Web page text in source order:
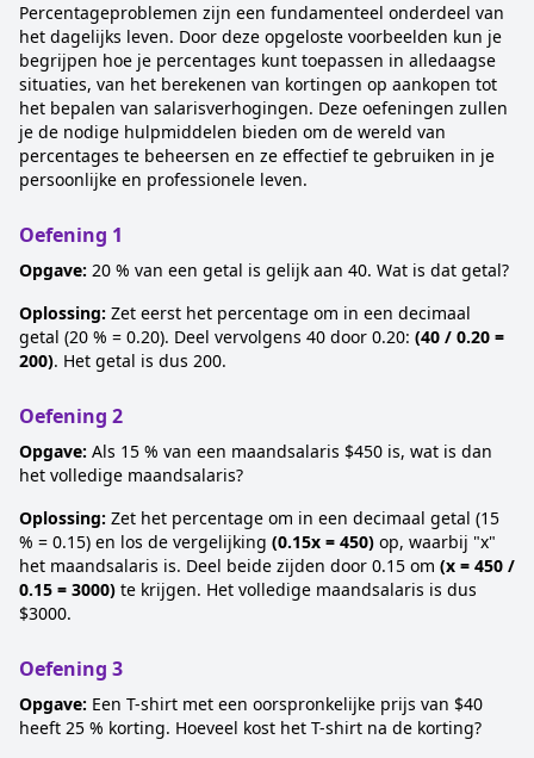
Percentageproblemen zijn een fundamenteel onderdeel van
het dagelijks leven. Door deze opgeloste voorbeelden kun je
begrijpen hoe je percentages kunt toepassen in alledaagse
situaties, van het berekenen van kortingen op aankopen tot
het bepalen van salarisverhogingen. Deze oefeningen zullen
je de nodige hulpmiddelen bieden om de wereld van
percentages te beheersen en ze effectief te gebruiken in je
persoonlijke en professionele leven.
Oefening 1
Opgave: 20 % van een getal is gelijk aan 40. Wat is dat getal?
Oplossing: Zet eerst het percentage om in een decimaal
getal (20 % = 0.20). Deel vervolgens 40 door 0.20: (40 / 0.20 =
200). Het getal is dus 200.
Oefening 2
Opgave: Als 15 % van een maandsalaris $450 is, wat is dan
het volledige maandsalaris?
Oplossing: Zet het percentage om in een decimaal getal (15
% = 0.15) en los de vergelijking (0.15x = 450) op, waarbij "x"
het maandsalaris is. Deel beide zijden door 0.15 om (x = 450 /
0.15 = 3000) te krijgen. Het volledige maandsalaris is dus
$3000.
Oefening 3
Opgave: Een T-shirt met een oorspronkelijke prijs van $40
heeft 25 % korting. Hoeveel kost het T-shirt na de korting?